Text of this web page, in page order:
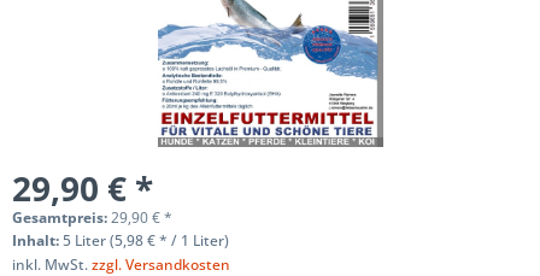
29,90 € *
Gesamtpreis:29,90€*
Inhalt:5 Liter (5,98 € * / 1 Liter)
inkl. MwSt.zzgl. Versandkosten